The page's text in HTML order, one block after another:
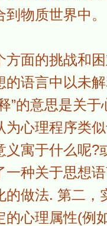
物质世界中。
面的挑战和
语言中以未
”的意思是关
心理程序类
义寓于什么呢
种关于思想
的做法. 第二
的心理属性(例